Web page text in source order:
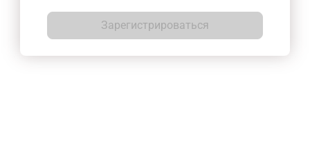
Зарегистрироваться